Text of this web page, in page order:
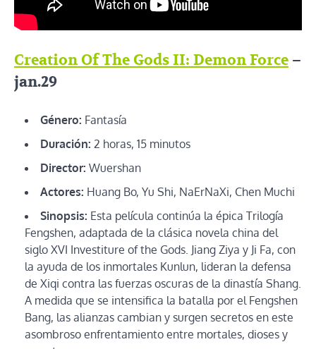
Creation Of The Gods II: Demon Force –
jan.29
Género: Fantasía
Duración: 2 horas, 15 minutos
Director: Wuershan
Actores: Huang Bo, Yu Shi, NaErNaXi, Chen Muchi
Sinopsis: Esta película continúa la épica Trilogía
Fengshen, adaptada de la clásica novela china del
siglo XVI Investiture of the Gods. Jiang Ziya y Ji Fa, con
la ayuda de los inmortales Kunlun, lideran la defensa
de Xiqi contra las fuerzas oscuras de la dinastía Shang.
A medida que se intensifica la batalla por el Fengshen
Bang, las alianzas cambian y surgen secretos en este
asombroso enfrentamiento entre mortales, dioses y